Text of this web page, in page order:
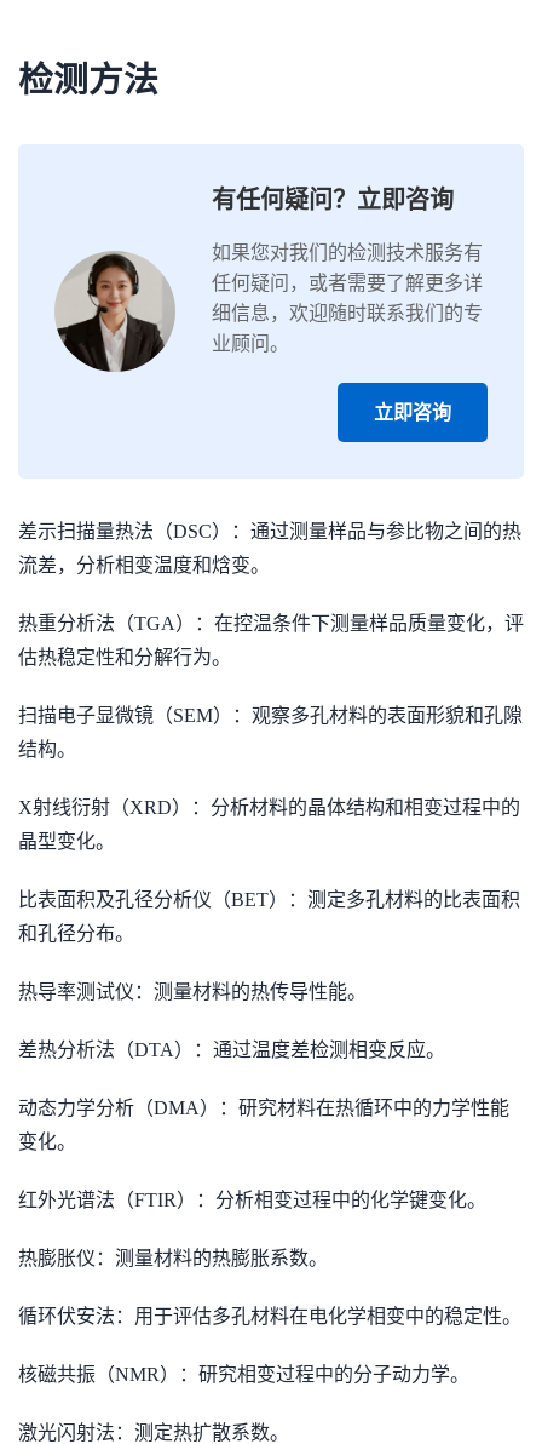
检测方法
有任何疑问？立即咨询
如果您对我们的检测技术服务有
任何疑问，或者需要了解更多详
细信息，欢迎随时联系我们的专
业顾问。
立即咨询
差示扫描量热法（DSC）：通过测量样品与参比物之间的热
流差，分析相变温度和焓变。
热重分析法（TGA）：在控温条件下测量样品质量变化，评
估热稳定性和分解行为。
扫描电子显微镜（SEM）：观察多孔材料的表面形貌和孔隙
结构。
X射线衍射（XRD）：分析材料的晶体结构和相变过程中的
晶型变化。
比表面积及孔径分析仪（BET）：测定多孔材料的比表面积
和孔径分布。
热导率测试仪：测量材料的热传导性能。
差热分析法（DTA）：通过温度差检测相变反应。
动态力学分析（DMA）：研究材料在热循环中的力学性能
变化。
红外光谱法（FTIR）：分析相变过程中的化学键变化。
热膨胀仪：测量材料的热膨胀系数。
循环伏安法：用于评估多孔材料在电化学相变中的稳定性。
核磁共振（NMR）：研究相变过程中的分子动力学。
激光闪射法：测定热扩散系数。